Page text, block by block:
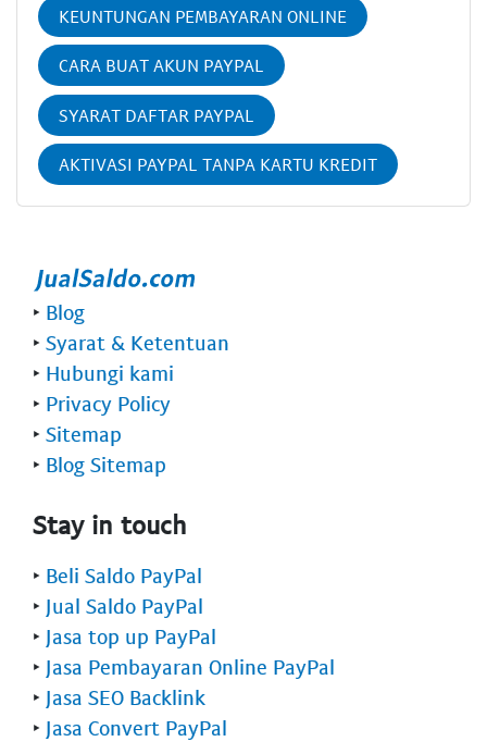
KEUNTUNGAN PEMBAYARAN ONLINE
CARA BUAT AKUN PAYPAL
SYARAT DAFTAR PAYPAL
AKTIVASI PAYPAL TANPA KARTU KREDIT
‣ Blog
‣ Syarat & Ketentuan
‣ Hubungi kami
‣ Privacy Policy
‣ Sitemap
‣ Blog Sitemap
Stay in touch
‣ Beli Saldo PayPal
‣ Jual Saldo PayPal
‣ Jasa top up PayPal
‣ Jasa Pembayaran Online PayPal
‣ Jasa SEO Backlink
‣ Jasa Convert PayPal